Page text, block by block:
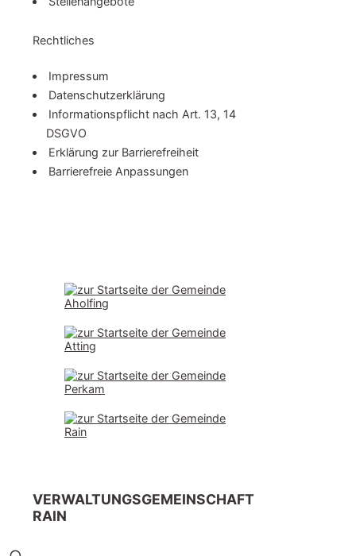
Rechtliches
Impressum
Da­ten­schutz­er­klä­rung
In­for­ma­ti­ons­pflicht nach Art. 13, 14
DSGVO
Erklärung zur Bar­rie­re­frei­heit
Barrierefreie Anpassungen
VERWALTUNGSGEMEINSCHAFT
RAIN